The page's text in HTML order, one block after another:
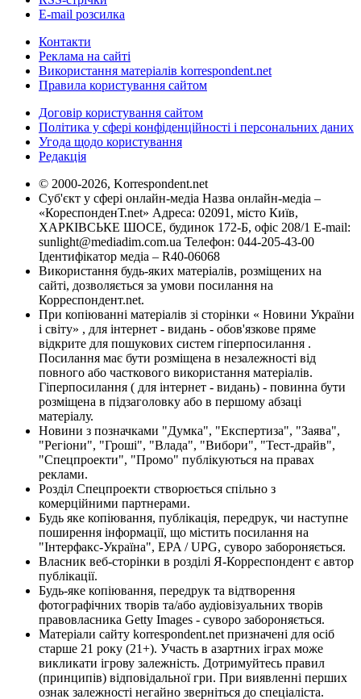
E-mail розсилка
Контакти
Реклама на сайті
Використання матеріалів korrespondent.net
Правила користування сайтом
Договір користування сайтом
Політика у сфері конфіденційності і персональних даних
Угода щодо користування
Редакція
© 2000-2026, Korrespondent.net
Суб'єкт у сфері онлайн-медіа Назва онлайн-медіа –
«КореспонденТ.net» Адреса: 02091, місто Київ,
ХАРКІВСЬКЕ ШОСЕ, будинок 172-Б, офіс 208/1 E-mail:
sunlight@mediadim.com.ua Телефон: 044-205-43-00
Ідентифікатор медіа – R40-06068
Використання будь-яких матеріалів, розміщених на
сайті, дозволяється за умови посилання на
Корреспондент.net.
При копіюванні матеріалів зі сторінки « Новини України
і світу» , для інтернет - видань - обов'язкове пряме
відкрите для пошукових систем гіперпосилання .
Посилання має бути розміщена в незалежності від
повного або часткового використання матеріалів.
Гіперпосилання ( для інтернет - видань) - повинна бути
розміщена в підзаголовку або в першому абзаці
матеріалу.
Новини з позначками "Думка", "Експертиза", "Заява",
"Регіони", "Гроші", "Влада", "Вибори", "Тест-драйв",
"Спецпроекти", "Промо" публікуються на правах
реклами.
Розділ Спецпроекти створюється спільно з
комерційними партнерами.
Будь яке копіювання, публікація, передрук, чи наступне
поширення інформації, що містить посилання на
"Інтерфакс-Україна", EPA / UPG, суворо забороняється.
Власник веб-сторінки в розділі Я-Корреспондент є автор
публікації.
Будь-яке копіювання, передрук та відтворення
фотографічних творів та/або аудіовізуальних творів
правовласника Getty Images - суворо забороняється.
Матеріали сайту korrespondent.net призначені для осіб
старше 21 року (21+). Участь в азартних іграх може
викликати ігрову залежність. Дотримуйтесь правил
(принципів) відповідальної гри. При виявленні перших
ознак залежності негайно зверніться до спеціаліста.